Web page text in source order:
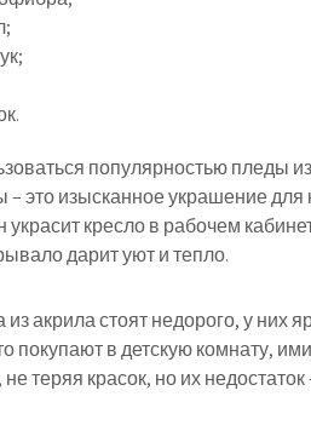
популярностью пледы
– это изысканное украшение
украсит кресло в рабочем
дарит уют и тепло.
акрила стоят недорого, у них
покупают в детскую комнату,
теряя красок, но их недостаток